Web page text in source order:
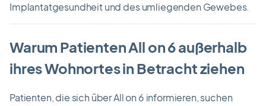
Implantatgesundheit und des umliegenden Gewebes.
Warum Patienten All on 6 außerhalb
ihres Wohnortes in Betracht ziehen
Patienten, die sich über All on 6 informieren, suchen